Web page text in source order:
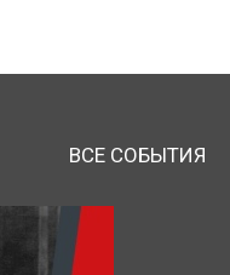
ВСЕ СОБЫТИЯ